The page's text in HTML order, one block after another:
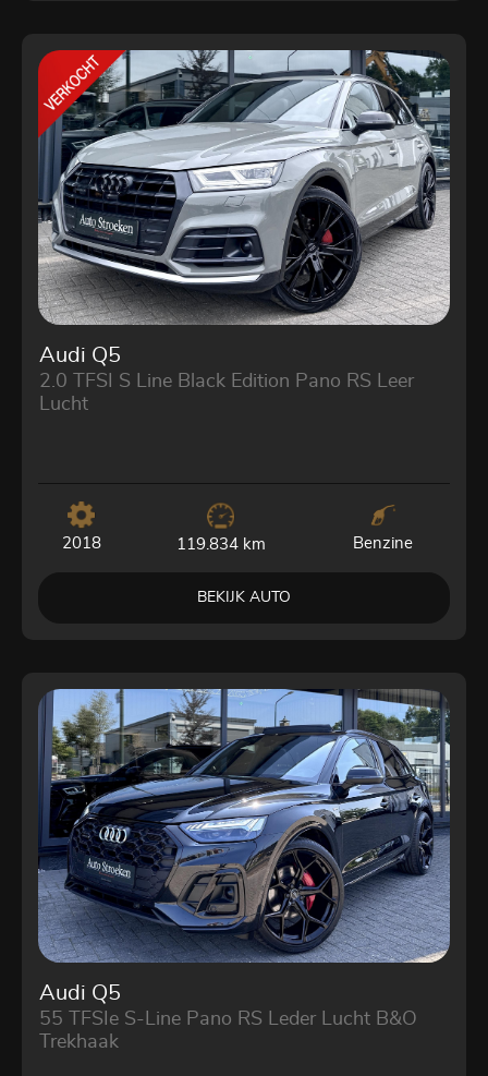
Audi Q5
2.0 TFSI S Line Black Edition Pano RS Leer
Lucht
2018 119.834 km Benzine
BEKIJK AUTO
Audi Q5
55 TFSIe S-Line Pano RS Leder Lucht B&O
Trekhaak